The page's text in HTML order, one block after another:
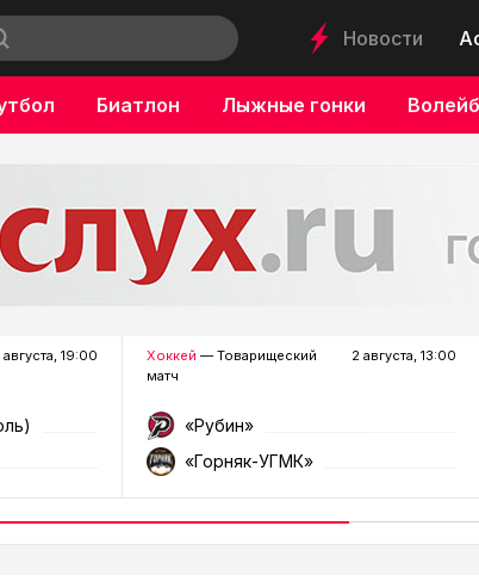
Новости
Биатлон Лыжные гонки
августа, 19:00 Хоккей — Товарищеский
матч
2 августа, 13:00
«Рубин»
«Горняк-УГМК»